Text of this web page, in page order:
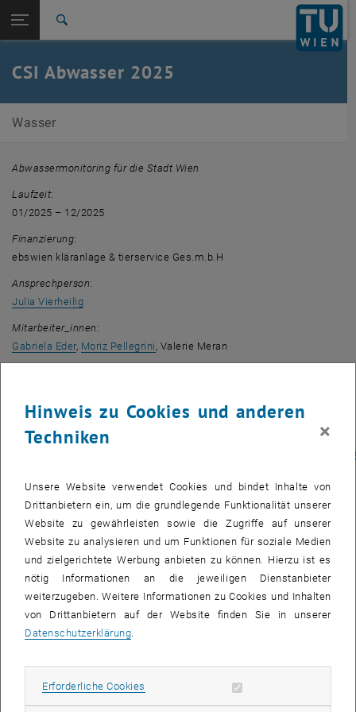
TU Login
Zurück zur letzten Ebene:
CSI Abwasser 2025
Wasser
Abwassermonitoring für die Stadt Wien
Laufzeit:
01/2025 – 12/2025
Finanzierung:
ebswien kläranlage & tierservice Ges.m.b.H
Ansprechperson:
Julia Vierheilig
Mitarbeiter_innen :
Gabriela Eder, Moriz Pellegrini , Valerie Meran
Gesundheitsdienst der Stadt Wien (MA15), Stadt Wien -
https://www.wien.gv.at/gesundheit/einrichtungen/
Kurzinformationen zum Projekt
Ziel des seit 2020 laufenden Projekts CSI Abwasser ist es, das
Infektionsgeschehen der Wiener Bevölkerung für verschiedene
pathogene Viren durch das Abwasser zu überwachen. Mehrfach
wöchentliche Beprobungen des Zulaufs der Kläranlage Wien
ermöglichen eine fast lückenlose Trendverfolgung der
individuellen Krankheitserreger, welche von SARS-CoV-2, Influenza
und RSV bis hin zu Masern ein breites, für die öffentliche
Gesundheit relevantes, Spektrum abdecken. Der
TU Wien gemessenen Laborergebnisse besprochen und mit den
Hinweis zu Cookies und anderen
Techniken
×
Unsere Website verwendet Cookies und bindet Inhalte von
Drittanbietern ein, um die grundlegende Funktionalität unserer
Website zu gewährleisten sowie die Zugriffe auf unserer
Website zu analysieren und um Funktionen für soziale Medien
und zielgerichtete Werbung anbieten zu können. Hierzu ist es
nötig Informationen an die jeweiligen Dienstanbieter
weiterzugeben. Weitere Informationen zu Cookies und Inhalten
von Drittanbietern auf der Website finden Sie in unserer
Datenschutzerklärung.
Erforderliche Cookies Erforderliche Cookies zulassen